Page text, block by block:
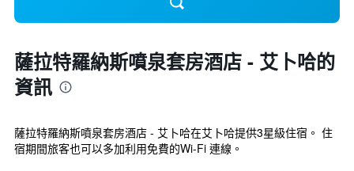
薩拉特羅納斯噴泉套房酒店 - 艾卜哈的
資訊
薩拉特羅納斯噴泉套房酒店 - 艾卜哈在艾卜哈提供3星級住宿。 住
宿期間旅客也可以多加利用免費的Wi-Fi 連線。